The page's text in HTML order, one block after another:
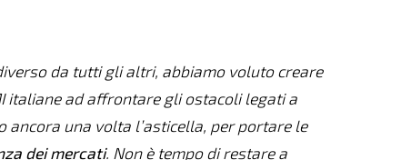
da tutti gli altri, abbiamo voluto creare
italiane ad affrontare gli ostacoli legati a
una volta l’asticella, per portare le
dei mercati. Non è tempo di restare a